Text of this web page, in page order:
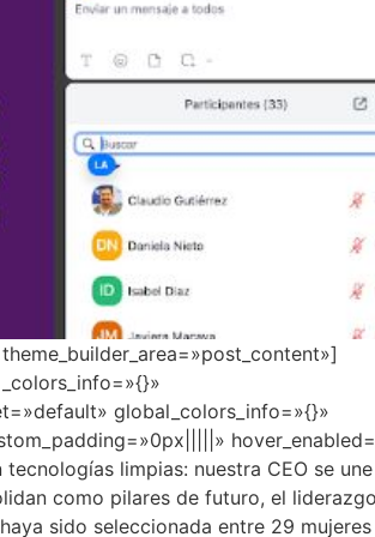
global_colors_info=»{}»
limpias: nuestra CEO se
como pilares de futuro, el liderazgo
sido seleccionada entre 29 mujeres